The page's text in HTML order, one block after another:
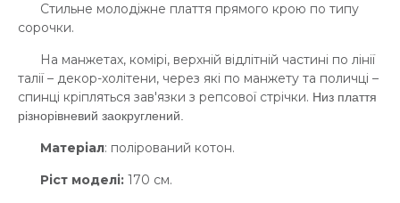
Стильне молодіжне плаття прямого крою по типу
сорочки.
На манжетах, комірі, верхній відлітній частині по лінії
талії – декор-холітени, через які по манжету та поличці –
спинці кріпляться зав'язки з репсової стрічки. Низ плаття
різнорівневий заокруглений.
Матеріал: полірований котон.
Ріст моделі: 170 см.